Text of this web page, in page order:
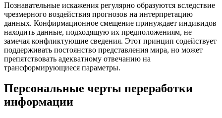
Познавательные искажения регулярно образуются вследствие
чрезмерного воздействия прогнозов на интерпретацию
данных. Конфирмационное смещение принуждает индивидов
находить данные, подходящую их предположениям, не
замечая конфликтующие сведения. Этот принцип содействует
поддерживать постоянство представления мира, но может
препятствовать адекватному отвечанию на
трансформирующиеся параметры.
Персональные черты переработки
информации